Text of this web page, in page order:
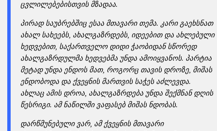
ცვლილებებისთვის მზადაა.
პირად საუბრებშიც ესაა მთავარი თემა. კარი გაეხსნათ
ახალ სახეებს, ახალგაზრდებს, იდეებით და ახლებული
ხედვებით, საქართველო დიდი ჭაობიდან სწორედ
ახალგაზრდულმა ხედვებმა უნდა ამოიყვანოს. პარტია
მეტად უნდა ენდოს მათ, როგორც თავის დროზე, მიშას
ენდობოდა და ქვეყნის მართვის საჭეს აძლევდა.
ახლაც ამის დროა, ახალგაზრდება უნდა შექმნან დღის
წესრიგი. ამ ნაწილში ვაფასებ მიშას ნდობას.
დარწმუნებული ვარ, ამ ქვეყნის მთავარი